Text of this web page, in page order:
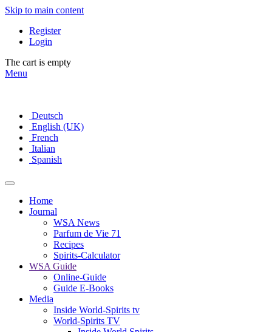
Skip to main content
Register
Login
The cart is empty
Menu
Deutsch
English (UK)
French
Italian
Spanish
Home
Journal
WSA News
Parfum de Vie 71
Recipes
Spirits-Calculator
WSA Guide
Online-Guide
Guide E-Books
Media
Inside World-Spirits tv
World-Spirits TV